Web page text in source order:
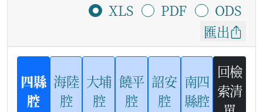
XLS
PDF
ODS
匯出
四縣
腔
海陸
腔
大埔
腔
饒平
腔
詔安
腔
南四
縣腔
回檢
索清